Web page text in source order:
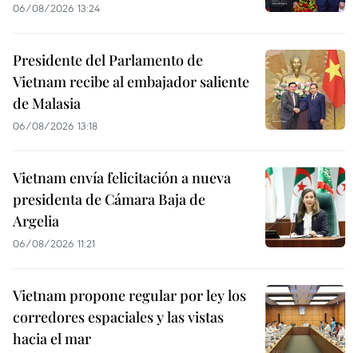
06/08/2026 13:24
Presidente del Parlamento de
Vietnam recibe al embajador saliente
de Malasia
06/08/2026 13:18
Vietnam envía felicitación a nueva
presidenta de Cámara Baja de
Argelia
06/08/2026 11:21
Vietnam propone regular por ley los
corredores espaciales y las vistas
hacia el mar